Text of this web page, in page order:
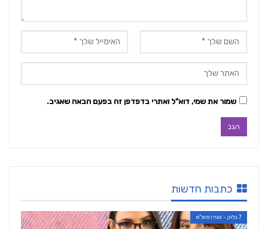
שמור את שמי, דוא"ל ואתרי בדפדפן זה בפעם הבאה שאגיב.
כתבות חדשות
7 בלוק - מגזין סופ"ש